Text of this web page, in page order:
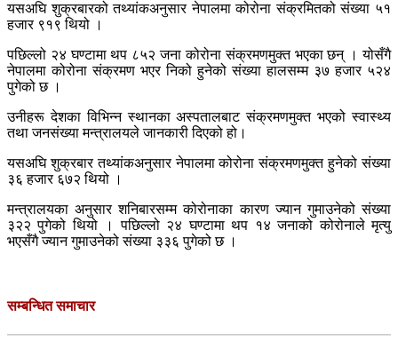
यसअघि शुक्रबारको तथ्यांकअनुसार नेपालमा कोरोना संक्रमितको संख्या ५१
हजार ९१९ थियो ।
पछिल्लो २४ घण्टामा थप ८५२ जना कोरोना संक्रमणमुक्त भएका छन् । योसँगै
नेपालमा कोरोना संक्रमण भएर निको हुनेको संख्या हालसम्म ३७ हजार ५२४
पुगेको छ ।
उनीहरू देशका विभिन्न स्थानका अस्पतालबाट संक्रमणमुक्त भएको स्वास्थ्य
तथा जनसंख्या मन्त्रालयले जानकारी दिएको हो।
यसअघि शुक्रबार तथ्यांकअनुसार नेपालमा कोरोना संक्रमणमुक्त हुनेको संख्या
३६ हजार ६७२ थियो ।
मन्त्रालयका अनुसार शनिबारसम्म कोरोनाका कारण ज्यान गुमाउनेको संख्या
३२२ पुगेको थियो । पछिल्लो २४ घण्टामा थप १४ जनाको कोरोनाले मृत्यु
भएसँगै ज्यान गुमाउनेको संख्या ३३६ पुगेको छ ।
सम्बन्धित समाचार